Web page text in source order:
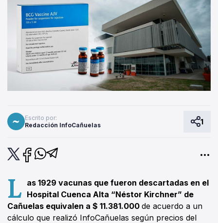
Escrito por:
Redacción InfoCañuelas
1
L as 1929 vacunas que fueron descartadas en el
Hospital Cuenca Alta “Néstor Kirchner” de
Cañuelas equivalen a $ 11.381.000 de acuerdo a un
cálculo que realizó InfoCañuelas según precios del